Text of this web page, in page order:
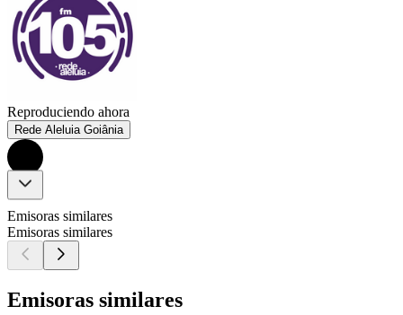
Reproduciendo ahora
Rede Aleluia Goiânia
Emisoras similares
Emisoras similares
Emisoras similares